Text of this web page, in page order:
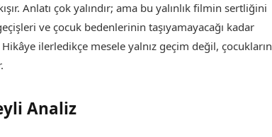
Anlatı çok yalındır; ama bu yalınlık filmin sertliğini
ve çocuk bedenlerinin taşıyamayacağı kadar
ilerledikçe mesele yalnız geçim değil, çocukların
Analiz